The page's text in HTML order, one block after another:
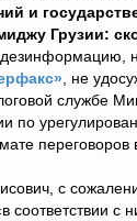
и
Грузии:
, не
службе
по
переговоров
с